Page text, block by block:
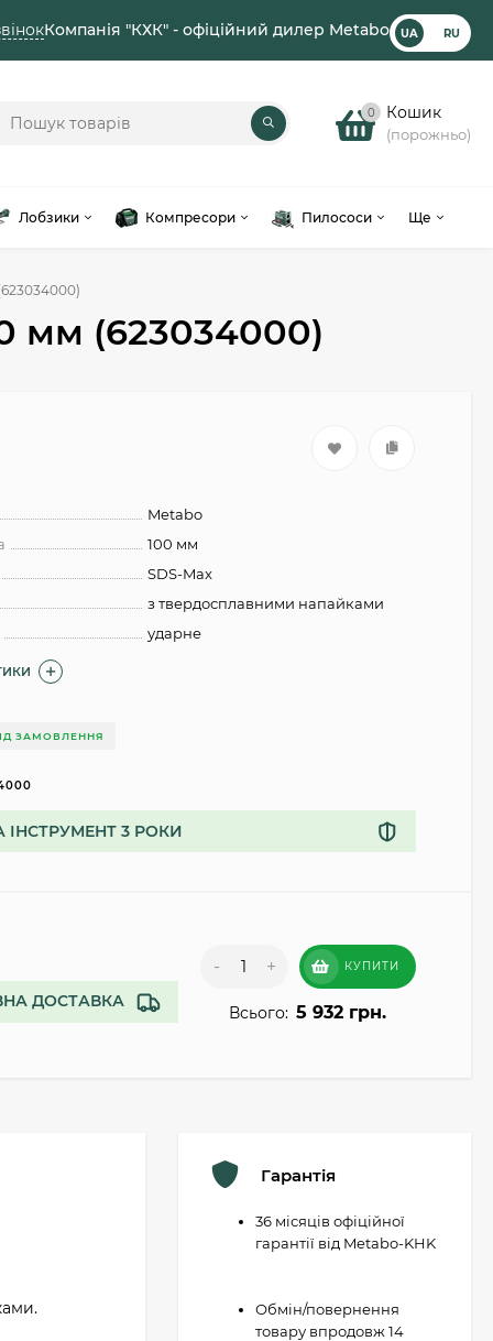
Компанія "КХК" - офіційний дилер Metabo UA RU
0 Кошик
(порожньо)
Лобзики Компресори Пилососи Ще
мм (623034000)
Metabo
100 мм
SDS-Max
з твердосплавними напайками
ударне
ЗАМОВЛЕННЯ
ІНСТРУМЕНТ 3 РОКИ
ДОСТАВКА
- + КУПИТИ
Всього: 5 932 грн.
Гарантія
36 місяців офіційної
гарантії від Metabo-KHK
Обмін/повернення
товару впродовж 14